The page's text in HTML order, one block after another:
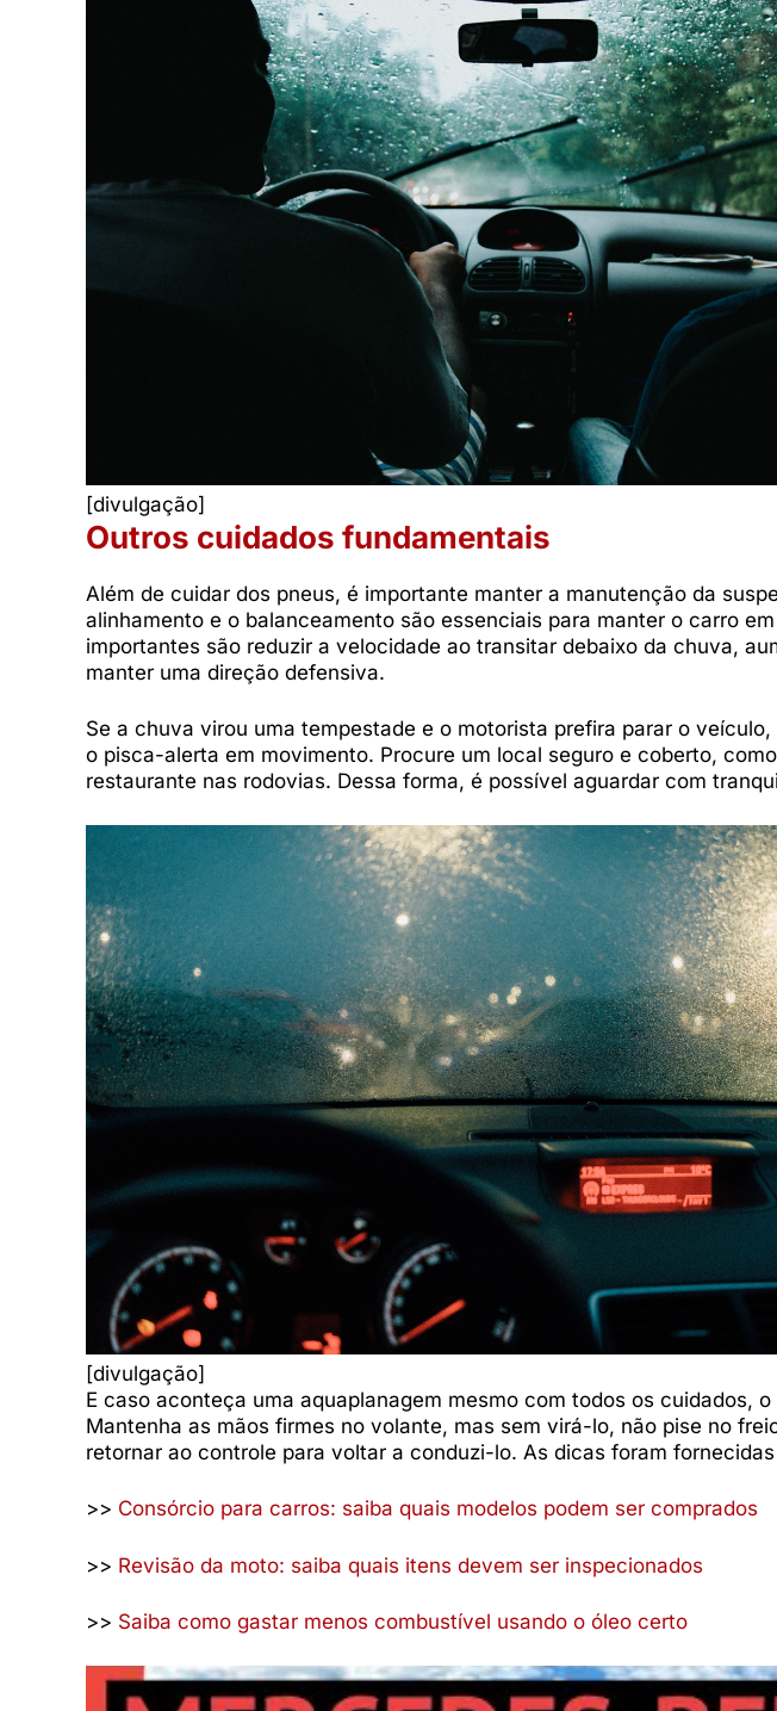
[divulgação]
Outros cuidados fundamentais
Além de cuidar dos pneus, é importante manter a manutenção da
alinhamento e o balanceamento são essenciais para manter o carro
importantes são reduzir a velocidade ao transitar debaixo da chuva,
manter uma direção defensiva.
Se a chuva virou uma tempestade e o motorista prefira parar o
o pisca-alerta em movimento. Procure um local seguro e coberto,
restaurante nas rodovias. Dessa forma, é possível aguardar com
[divulgação]
E caso aconteça uma aquaplanagem mesmo com todos os cuidados,
Mantenha as mãos firmes no volante, mas sem virá-lo, não pise no
retornar ao controle para voltar a conduzi-lo. As dicas foram
>> Consórcio para carros: saiba quais modelos podem ser comprados
>> Revisão da moto: saiba quais itens devem ser inspecionados
>> Saiba como gastar menos combustível usando o óleo certo